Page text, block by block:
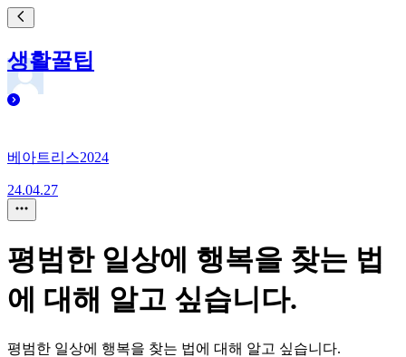
생활꿀팁
베아트리스2024
24.04.27
평범한 일상에 행복을 찾는 법
에 대해 알고 싶습니다.
평범한 일상에 행복을 찾는 법에 대해 알고 싶습니다.